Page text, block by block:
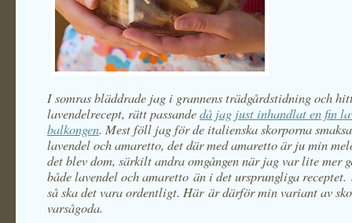
I somras bläddrade jag i grannens trädgårdstidning och
lavendelrecept, rätt passandedå jag just inhandlat en fin
balkongen. Mest föll jag för de italienska skorporna
lavendel och amaretto, det där med amaretto är ju min
det blev dom, särkilt andra omgången när jag var lite mer
både lavendel och amaretto än i det ursprungliga receptet.
så ska det vara ordentligt. Här är därför min variant av
varsågoda.